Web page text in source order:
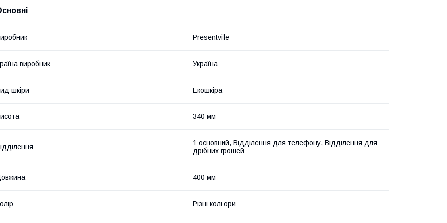
Presentville
виробник Україна
шкіри Екошкіра
340 мм
1 основний, Відділення для телефону, Відділення для
дрібних грошей
400 мм
Різні кольори